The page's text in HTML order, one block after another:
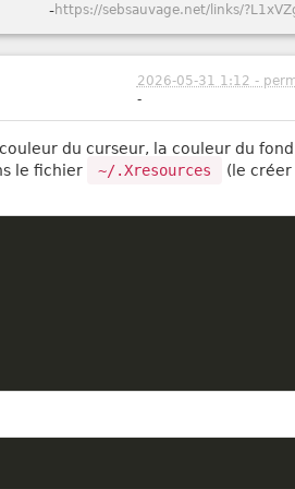
-https://sebsauvage.net/links/
2026-05-31 1:12 -
-
du curseur, la couleur du
le fichier
~/.Xresources
(le créer